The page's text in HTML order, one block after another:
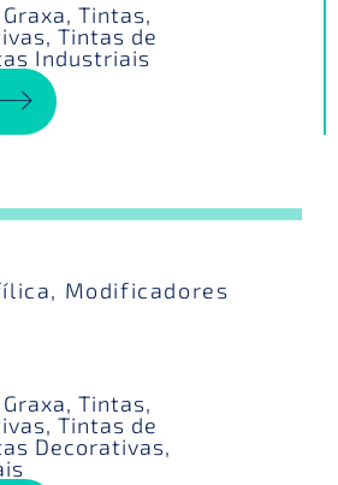
, Tintas,
, Tintas de
Industriais
, Modificadores
, Tintas,
, Tintas de
Decorativas,